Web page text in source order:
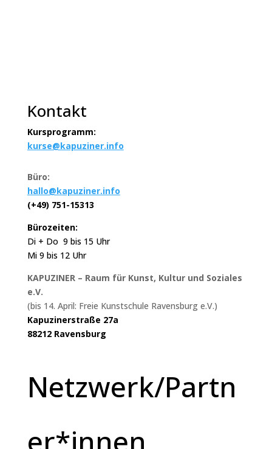
Kontakt
Kursprogramm:
kurse@kapuziner.info
Büro:
hallo@kapuziner.info
(+49) 751-15313
Bürozeiten:
Di + Do 9 bis 15 Uhr
Mi 9 bis 12 Uhr
KAPUZINER – Raum für Kunst, Kultur und Soziales
e.V.
(bis 14. April: Freie Kunstschule Ravensburg e.V.)
Kapuzinerstraße 27a
88212 Ravensburg
Netzwerk/Partn
er*innen